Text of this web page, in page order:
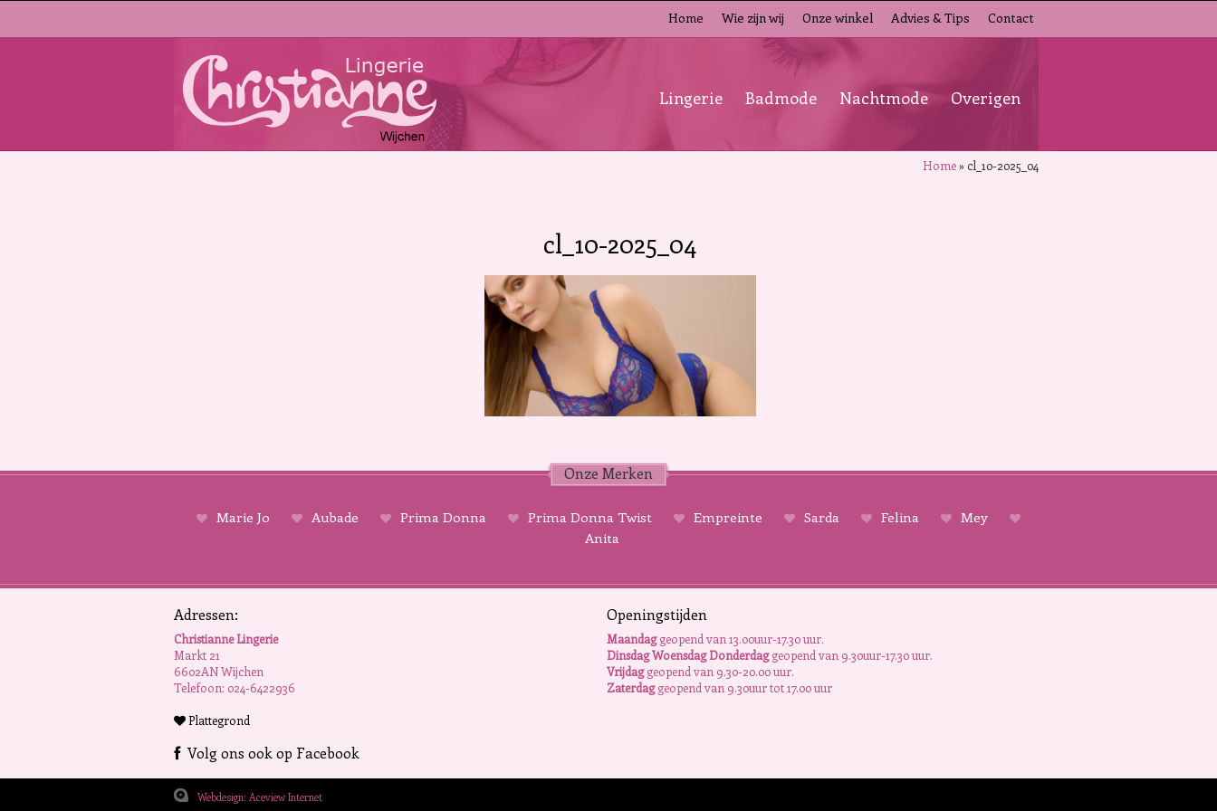
Home Wie zijn wij Onze winkel Advies & Tips Contact
Lingerie Badmode Nachtmode Overigen
Home»cl_10-2025_04
cl_10-2025_04
Onze Merken
Marie Jo Aubade Prima Donna Prima Donna Twist Empreinte Sarda Felina
Mey
Anita
Adressen:
Christianne Lingerie
Markt 21
6602AN Wijchen
Telefoon: 024-6422936
Plattegrond
Openingstijden
Maandaggeopend van 13.00uur-17.30 uur.
Dinsdag Woensdag Donderdaggeopend van 9.30uur-17.30 uur.
Vrijdaggeopend van 9.30-20.00 uur.
Zaterdaggeopend van 9.30uur tot 17.00 uur
Volg ons ook op Facebook
Webdesign: Aceview Internet